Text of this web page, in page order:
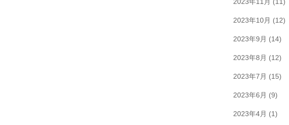
2023年10月 (12)
2023年9月 (14)
2023年8月 (12)
2023年7月 (15)
2023年6月 (9)
2023年4月 (1)